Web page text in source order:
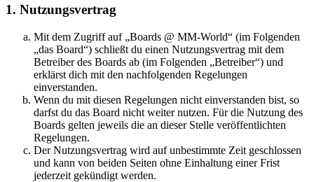
1. Nutzungsvertrag
Mit dem Zugriff auf „Boards @ MM-World“ (im Folgenden
„das Board“) schließt du einen Nutzungsvertrag mit dem
Betreiber des Boards ab (im Folgenden „Betreiber“) und
erklärst dich mit den nachfolgenden Regelungen
einverstanden.
Wenn du mit diesen Regelungen nicht einverstanden bist, so
darfst du das Board nicht weiter nutzen. Für die Nutzung des
Boards gelten jeweils die an dieser Stelle veröffentlichten
Regelungen.
Der Nutzungsvertrag wird auf unbestimmte Zeit geschlossen
und kann von beiden Seiten ohne Einhaltung einer Frist
jederzeit gekündigt werden.